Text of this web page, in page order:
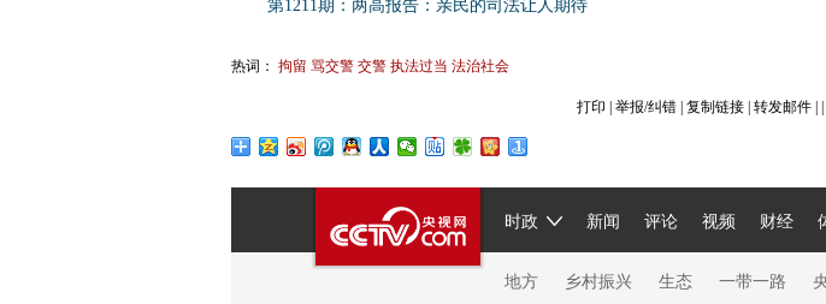
第1211期：两高报告：亲民的司法让人期待
热词： 拘留 骂交警 交警 执法过当 法治社会
打印 举报/纠错 复制链接 转发邮件